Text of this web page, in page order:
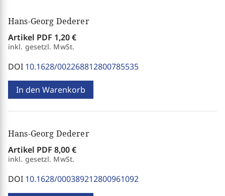
Hans-Georg Dederer
Artikel PDF 1,20 €
inkl. gesetzl. MwSt.
DOI 10.1628/002268812800785535
In den Warenkorb
Hans-Georg Dederer
Artikel PDF 8,00 €
inkl. gesetzl. MwSt.
DOI 10.1628/000389212800961092